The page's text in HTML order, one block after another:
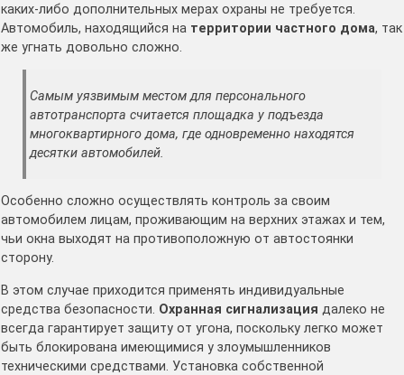
каких-либо дополнительных мерах охраны не требуется.
Автомобиль, находящийся на территории частного дома, так
же угнать довольно сложно.
Самым уязвимым местом для персонального
автотранспорта считается площадка у подъезда
многоквартирного дома, где одновременно находятся
десятки автомобилей.
Особенно сложно осуществлять контроль за своим
автомобилем лицам, проживающим на верхних этажах и тем,
чьи окна выходят на противоположную от автостоянки
сторону.
В этом случае приходится применять индивидуальные
средства безопасности. Охранная сигнализация далеко не
всегда гарантирует защиту от угона, поскольку легко может
быть блокирована имеющимися у злоумышленников
техническими средствами. Установка собственной